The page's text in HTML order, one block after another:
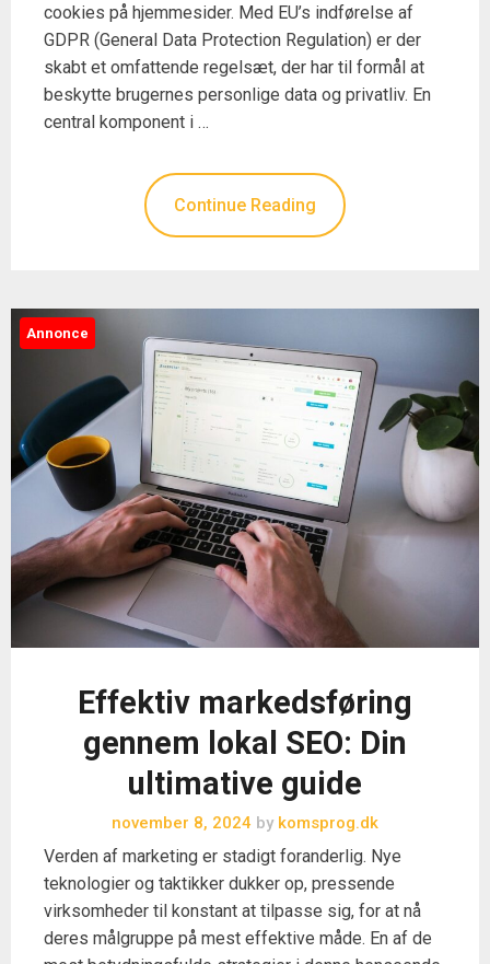
cookies på hjemmesider. Med EU’s indførelse af
GDPR (General Data Protection Regulation) er der
skabt et omfattende regelsæt, der har til formål at
beskytte brugernes personlige data og privatliv. En
central komponent i …
Continue Reading
Annonce
Effektiv markedsføring
gennem lokal SEO: Din
ultimative guide
november 8, 2024 by komsprog.dk
Verden af marketing er stadigt foranderlig. Nye
teknologier og taktikker dukker op, pressende
virksomheder til konstant at tilpasse sig, for at nå
deres målgruppe på mest effektive måde. En af de